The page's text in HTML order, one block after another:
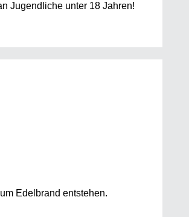
Jugendliche unter 18 Jahren!
Edelbrand entstehen.